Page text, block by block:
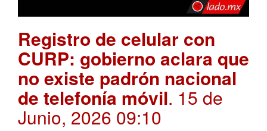
Registro de celular con
CURP: gobierno aclara que
no existe padrón nacional
de telefonía móvil. 15 de
Junio, 2026 09:10